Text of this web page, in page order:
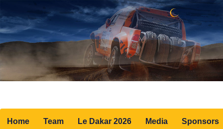
Home Team Le Dakar 2026 Media Sponsors